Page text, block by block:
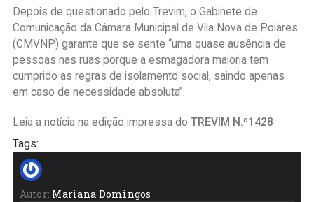
Depois de questionado pelo Trevim, o Gabinete de
Comunicação da Câmara Municipal de Vila Nova de Poiares
(CMVNP) garante que se sente “uma quase ausência de
pessoas nas ruas porque a esmagadora maioria tem
cumprido as regras de isolamento social, saindo apenas
em caso de necessidade absoluta”.
Leia a notícia na edição impressa do TREVIM N.º1428
Tags:
Autor: Mariana Domingos